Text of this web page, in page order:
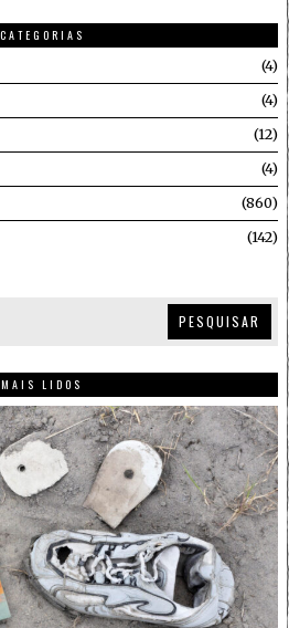
CATEGORIAS
4
4
12
4
860
142
PESQUISAR
MAIS LIDOS